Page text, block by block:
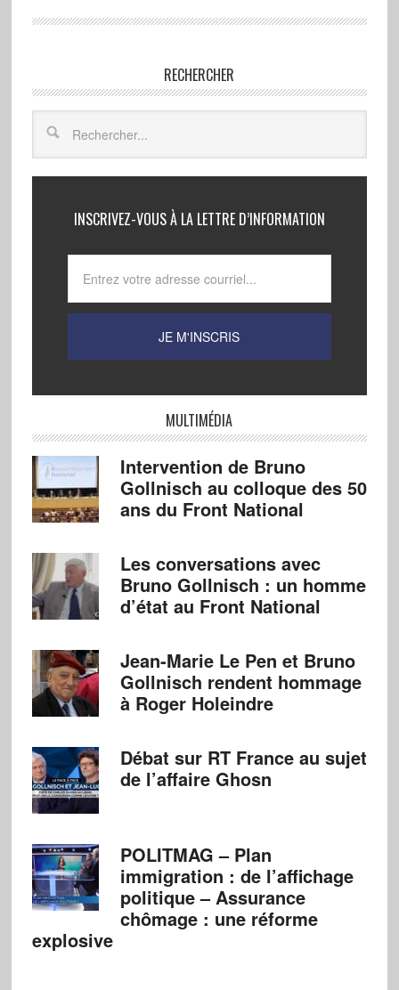
RECHERCHER
INSCRIVEZ-VOUS À LA LETTRE D’INFORMATION
MULTIMÉDIA
Intervention de Bruno
Gollnisch au colloque des 50
ans du Front National
Les conversations avec
Bruno Gollnisch : un homme
d’état au Front National
Jean-Marie Le Pen et Bruno
Gollnisch rendent hommage
à Roger Holeindre
Débat sur RT France au sujet
de l’affaire Ghosn
POLITMAG – Plan
immigration : de l’affichage
politique – Assurance
chômage : une réforme
explosive